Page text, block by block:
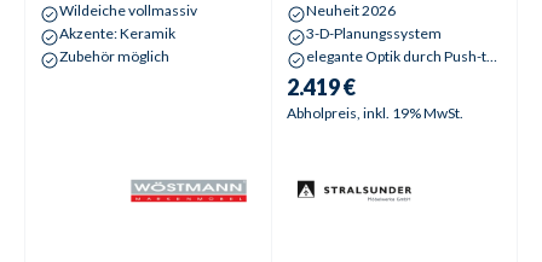
Wildeiche vollmassiv
Akzente: Keramik
Zubehör möglich
Neuheit 2026
3-D-Planungssystem
elegante Optik durch Push-to-open
2.419 €
Abholpreis, inkl. 19% MwSt.